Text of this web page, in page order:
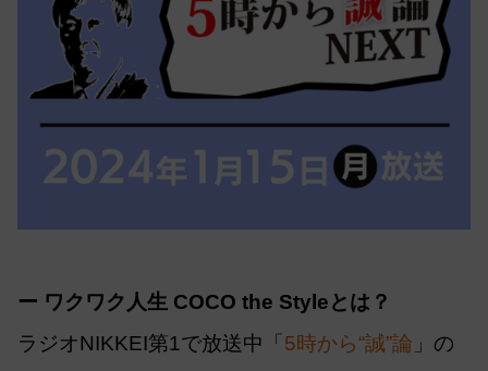
ー ワクワク人生 COCO the Styleとは？
ラジオNIKKEI第1で放送中「 5時から“誠”論 」の